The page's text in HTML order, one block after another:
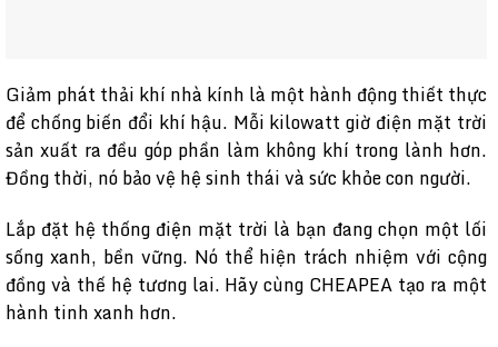
Giảm phát thải khí nhà kính là một hành động thiết thực
để chống biến đổi khí hậu. Mỗi kilowatt giờ điện mặt trời
sản xuất ra đều góp phần làm không khí trong lành hơn.
Đồng thời, nó bảo vệ hệ sinh thái và sức khỏe con người.
Lắp đặt hệ thống điện mặt trời là bạn đang chọn một lối
sống xanh, bền vững. Nó thể hiện trách nhiệm với cộng
đồng và thế hệ tương lai. Hãy cùng CHEAPEA tạo ra một
hành tinh xanh hơn.